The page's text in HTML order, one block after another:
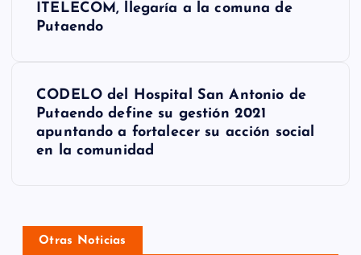
ITELECOM, llegaría a la comuna de
Putaendo
CODELO del Hospital San Antonio de
Putaendo define su gestión 2021
apuntando a fortalecer su acción social
en la comunidad
Otras Noticias